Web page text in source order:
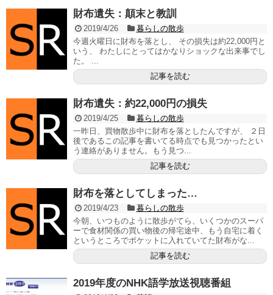
財布遺失：顛末と教訓
2019/4/26
暮らしの散歩
今週火曜日に財布を落とし、 その損失は約22,000円と
いう、 わたしにとってはかなりショックな出来事でし
た。 ...
記事を読む
財布遺失：約22,000円の損失
2019/4/25
暮らしの散歩
一昨日、買物散歩中に財布を落としたんですが、 ２日
後であるこの記事を書いてる時点でも見つかったとい
う連絡がありません。もう見つ...
記事を読む
財布を落としてしまった…
2019/4/23
暮らしの散歩
今朝、いつものように散歩がてら、いくつかのスーパ
ーで食材関係の買い物後の帰宅途中、もう自宅に着く
というところでポケットに入れていてた財布がな...
記事を読む
2019年度のNHK語学放送視聴番組